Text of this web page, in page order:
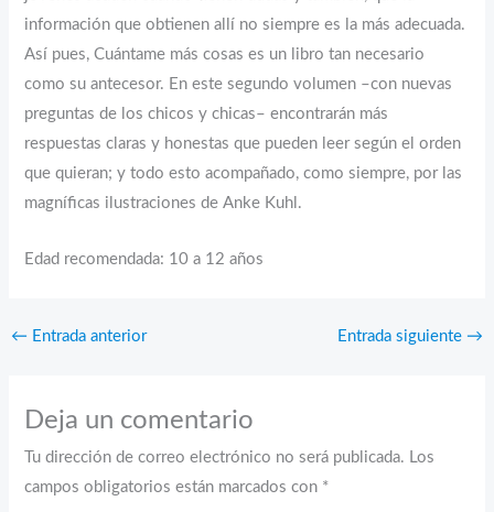
información que obtienen allí no siempre es la más adecuada.
Así pues, Cuántame más cosas es un libro tan necesario
como su antecesor. En este segundo volumen –con nuevas
preguntas de los chicos y chicas– encontrarán más
respuestas claras y honestas que pueden leer según el orden
que quieran; y todo esto acompañado, como siempre, por las
magníficas ilustraciones de Anke Kuhl.
Edad recomendada: 10 a 12 años
← Entrada anterior Entrada siguiente →
Deja un comentario
Tu dirección de correo electrónico no será publicada. Los
campos obligatorios están marcados con *